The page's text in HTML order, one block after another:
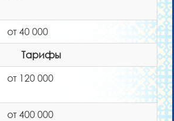
от 40 000
Тарифы
от 120 000
от 400 000